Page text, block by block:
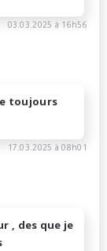
03.03.2025 à 16h56
toujours
17.03.2025 à 08h01
, des que je